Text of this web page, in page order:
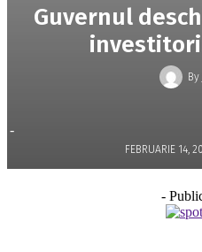
Guvernul
By
-
FEBRUARIE 14,
-